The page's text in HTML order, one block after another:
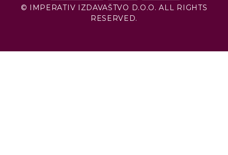
© IMPERATIV IZDAVAŠTVO D.O.O. ALL RIGHTS
RESERVED.